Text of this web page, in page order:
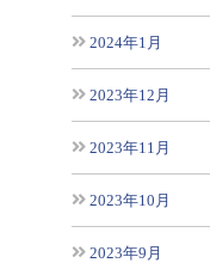
2024年1月
2023年12月
2023年11月
2023年10月
2023年9月